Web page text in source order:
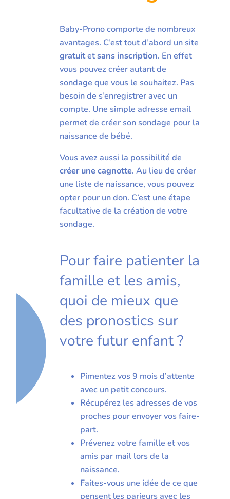
Baby-Prono comporte de nombreux
avantages. C’est tout d’abord un site
gratuitetsans inscription. En effet
vous pouvez créer autant de
sondage que vous le souhaitez. Pas
besoin de s’enregistrer avec un
compte. Une simple adresse email
permet de créer son sondage pour la
naissance de bébé.
Vous avez aussi la possibilité de
créer une cagnotte. Au lieu de créer
une liste de naissance, vous pouvez
opter pour un don. C’est une étape
facultative de la création de votre
sondage.
Pour faire patienter la
famille et les amis,
quoi de mieux que
des pronostics sur
votre futur enfant ?
Pimentez vos 9 mois d’attente
avec un petit concours.
Récupérez les adresses de vos
proches pour envoyer vos faire-
part.
Prévenez votre famille et vos
amis par mail lors de la
naissance.
Faites-vous une idée de ce que
pensent les parieurs avec les